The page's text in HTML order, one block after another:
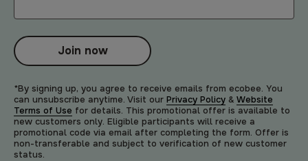
Join now
*By signing up, you agree to receive emails from ecobee. You
can unsubscribe anytime. Visit our Privacy Policy & Website
Terms of Use for details. This promotional offer is available to
new customers only. Eligible participants will receive a
promotional code via email after completing the form. Offer is
non-transferable and subject to verification of new customer
status.